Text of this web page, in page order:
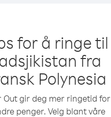
for å ringe til
fra
Polynesia
Out gir deg mer ringetid for
penger. Velg blant våre